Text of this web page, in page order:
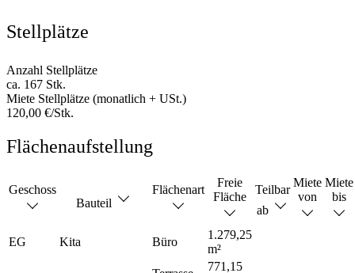
Stellplätze
Anzahl Stellplätze
ca. 167 Stk.
Miete Stellplätze (monatlich + USt.)
120,00 €/Stk.
Flächenaufstellung
Geschoss
Bauteil
Flächenart
Freie
Fläche
Teilbar
ab
Miete
von
Miete
bis
EG Kita Büro
1.279,25
m²
771,15